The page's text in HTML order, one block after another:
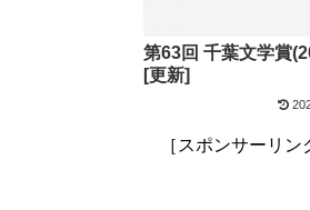
第63回 千葉文学賞
[更新]
［スポンサーリン